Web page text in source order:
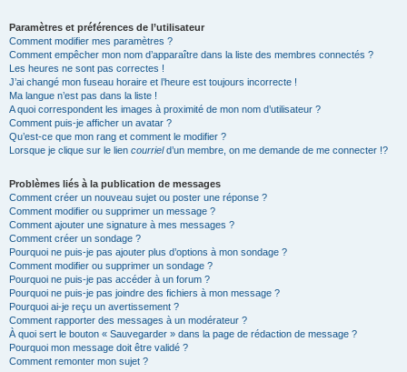
Paramètres et préférences de l’utilisateur
Comment modifier mes paramètres ?
Comment empêcher mon nom d’apparaître dans la liste des membres connectés ?
Les heures ne sont pas correctes !
J’ai changé mon fuseau horaire et l’heure est toujours incorrecte !
Ma langue n’est pas dans la liste !
A quoi correspondent les images à proximité de mon nom d’utilisateur ?
Comment puis-je afficher un avatar ?
Qu’est-ce que mon rang et comment le modifier ?
Lorsque je clique sur le lien courrield’un membre, on me demande de me connecter !?
Problèmes liés à la publication de messages
Comment créer un nouveau sujet ou poster une réponse ?
Comment modifier ou supprimer un message ?
Comment ajouter une signature à mes messages ?
Comment créer un sondage ?
Pourquoi ne puis-je pas ajouter plus d’options à mon sondage ?
Comment modifier ou supprimer un sondage ?
Pourquoi ne puis-je pas accéder à un forum ?
Pourquoi ne puis-je pas joindre des fichiers à mon message ?
Pourquoi ai-je reçu un avertissement ?
Comment rapporter des messages à un modérateur ?
À quoi sert le bouton « Sauvegarder » dans la page de rédaction de message ?
Pourquoi mon message doit être validé ?
Comment remonter mon sujet ?